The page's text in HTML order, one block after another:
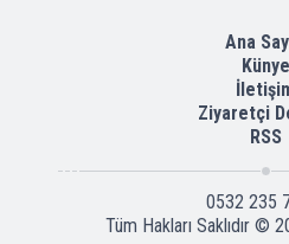
Ana
Künye
Ziyaretçi
RSS
0532 235
Tüm Hakları Saklıdır ©